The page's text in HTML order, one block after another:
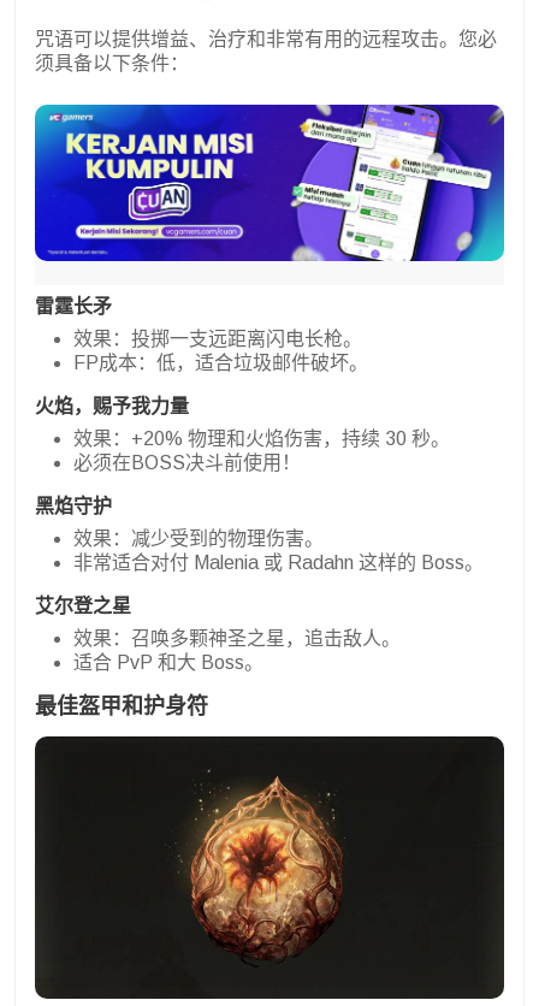
咒语可以提供增益、治疗和非常有用的远程攻击。您必
须具备以下条件：
雷霆长矛
效果：投掷一支远距离闪电长枪。
FP成本：低，适合垃圾邮件破坏。
火焰，赐予我力量
效果：+20% 物理和火焰伤害，持续 30 秒。
必须在BOSS决斗前使用！
黑焰守护
效果：减少受到的物理伤害。
非常适合对付 Malenia 或 Radahn 这样的 Boss。
艾尔登之星
效果：召唤多颗神圣之星，追击敌人。
适合 PvP 和大 Boss。
最佳盔甲和护身符